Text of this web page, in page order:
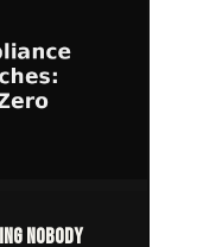
Nobody